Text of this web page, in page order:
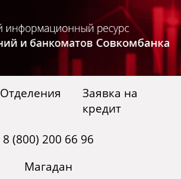
Отделения
Заявка на
кредит
8 (800) 200 66 96
Магадан